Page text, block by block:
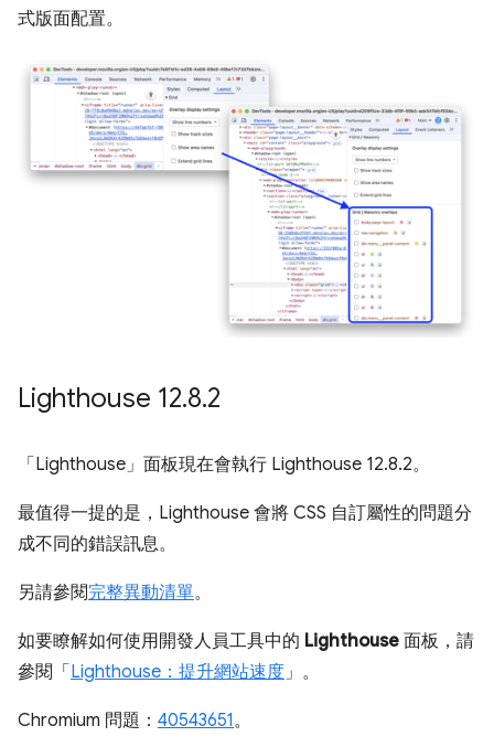
式版面配置。
Lighthouse 12.8.2
「Lighthouse」 面板現在會執行 Lighthouse 12.8.2。
最值得一提的是，Lighthouse 會將 CSS 自訂屬性的問題分
成不同的錯誤訊息。
另請參閱完整異動清單。
如要瞭解如何使用開發人員工具中的 Lighthouse 面板，請
參閱「Lighthouse：提升網站速度 」。
Chromium 問題： 40543651。